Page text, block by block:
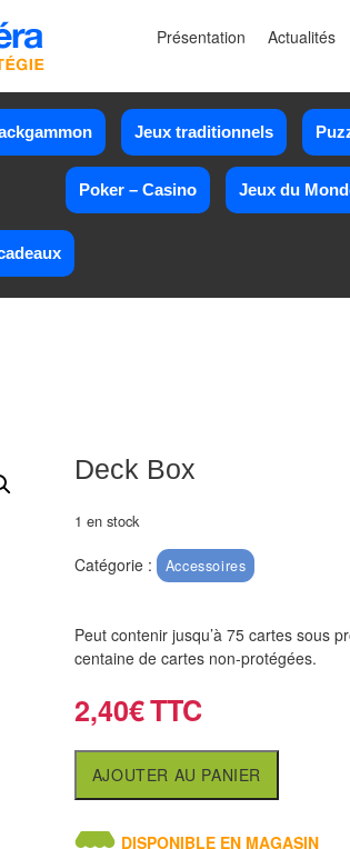
Présentation Actualités
Jeux traditionnels
Poker – Casino Jeux du
Deck Box
1 en stock
Catégorie : Accessoires
Peut contenir jusqu’à 75 cartes sous
centaine de cartes non-protégées.
2,40€
AJOUTER AU PANIER
DISPONIBLE EN MAGASIN